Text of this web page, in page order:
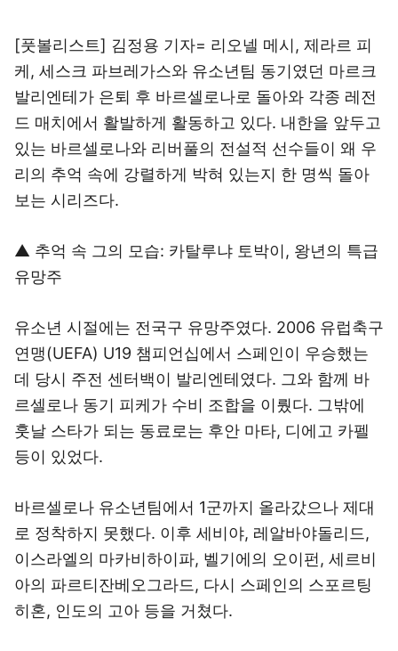
[풋볼리스트] 김정용 기자= 리오넬 메시, 제라르 피
케, 세스크 파브레가스와 유소년팀 동기였던 마르크
발리엔테가 은퇴 후 바르셀로나로 돌아와 각종 레전
드 매치에서 활발하게 활동하고 있다. 내한을 앞두고
있는 바르셀로나와 리버풀의 전설적 선수들이 왜 우
리의 추억 속에 강렬하게 박혀 있는지 한 명씩 돌아
보는 시리즈다.
▲ 추억 속 그의 모습: 카탈루냐 토박이, 왕년의 특급
유망주
유소년 시절에는 전국구 유망주였다. 2006 유럽축구
연맹(UEFA) U19 챔피언십에서 스페인이 우승했는
데 당시 주전 센터백이 발리엔테였다. 그와 함께 바
르셀로나 동기 피케가 수비 조합을 이뤘다. 그밖에
훗날 스타가 되는 동료로는 후안 마타, 디에고 카펠
등이 있었다.
바르셀로나 유소년팀에서 1군까지 올라갔으나 제대
로 정착하지 못했다. 이후 세비야, 레알바야돌리드,
이스라엘의 마카비하이파, 벨기에의 오이펀, 세르비
아의 파르티잔베오그라드, 다시 스페인의 스포르팅
히혼, 인도의 고아 등을 거쳤다.